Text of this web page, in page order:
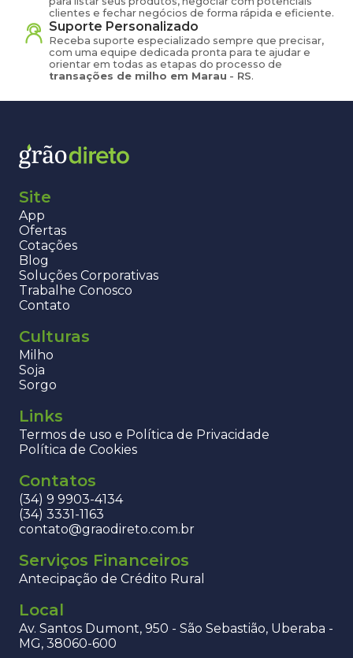
clientes e fechar negócios de forma rápida e eficiente.
Suporte Personalizado
Receba suporte especializado sempre que precisar,
com uma equipe dedicada pronta para te ajudar e
orientar em todas as etapas do processo de
transações de milho em Marau - RS.
Site
App
Ofertas
Cotações
Blog
Soluções Corporativas
Trabalhe Conosco
Contato
Culturas
Milho
Soja
Sorgo
Links
Termos de uso e Política de Privacidade
Política de Cookies
Contatos
(34) 9 9903-4134
(34) 3331-1163
contato@graodireto.com.br
Serviços Financeiros
Antecipação de Crédito Rural
Local
Av. Santos Dumont, 950 - São Sebastião, Uberaba -
MG, 38060-600